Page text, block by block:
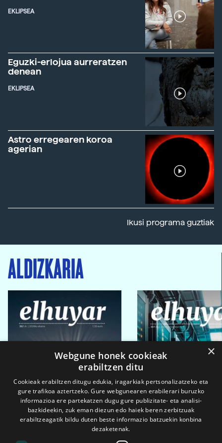
EKLIPSEA
Eguzki-erlojua aurreratzen
denean
EKLIPSEA
Astro erregearen koroa
agerian
Ikusi programa guztiak
ALDIZKARIA
×
Webgune honek cookieak
erabiltzen ditu
Cookieak erabiltzen ditugu edukia, iragarkiak pertsonalizatzeko eta
gure trafikoa aztertzeko. Gure webgunearen erabilerari buruzko
informazioa ere partekatzen dugu gure publizitate- eta analisi-
bazkideekin, zuk eman diezun edo haiek beren zerbitzuak
erabiltzeagatik bildu duten beste informazio batzuekin konbina
dezaketenak.